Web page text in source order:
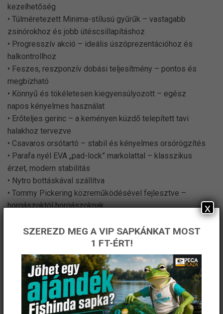
kezelhetőség
• Túlméretezett Minima-stílusú gyűrűk – vastagabb
zsinórokhoz és jobb ütéscsillapításhoz
• Progresszív akció – ideális úszóprezentációhoz és
halkontrollhoz
• Feszes, reszponzív dobási teljesítmény – pontos és
megbízható
• Könnyű és tökéletesen kiegyensúlyozott – egész
napos kényelmes használat
• Erőteljes gerinc – a keményen küzdő telepített tavi
halakhoz tervezve
• Csavaros orsótartó – stabil és kényelmes orsórögzítés
• Parafa nyél EVA „pad-lock” markolattal – klasszikus
érzet, modern stabilitás
• Nytro bottáskával szállítva
• Tommy Pickering közreműködésével fejlesztve –
horgászoktól horgászoknak
KAPCSOLÓDÓ TERMÉKEK
SZEREZD MEG A VIP SAPKÁNKAT MOST
1 FT-ÉRT!
x